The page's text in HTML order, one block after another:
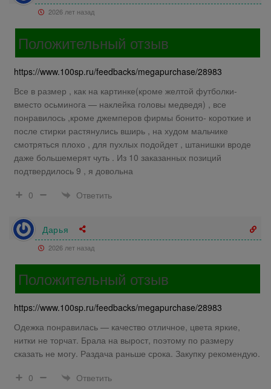
2026 лет назад
Положительный отзыв
https://www.100sp.ru/feedbacks/megapurchase/28983
Все в размер , как на картинке(кроме желтой футболки-
вместо осьминога — наклейка головы медведя) , все
понравилось ,кроме джемперов фирмы бонито- короткие и
после стирки растянулись вширь , на худом мальчике
смотряться плохо , для пухлых подойдет , штанишки вроде
даже большемерят чуть . Из 10 заказанных позиций
подтвердилось 9 , я довольна
0
Ответить
Дарья
2026 лет назад
Положительный отзыв
https://www.100sp.ru/feedbacks/megapurchase/28983
Одежка понравилась — качество отличное, цвета яркие,
нитки не торчат. Брала на вырост, поэтому по размеру
сказать не могу. Раздача раньше срока. Закупку рекомендую.
0
Ответить